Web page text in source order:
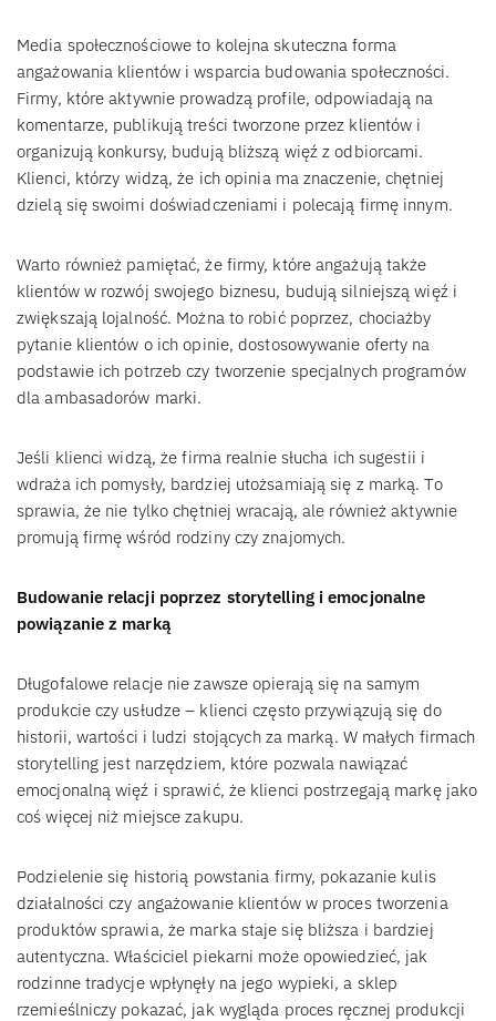
Media społecznościowe to kolejna skuteczna forma
angażowania klientów i wsparcia budowania społeczności.
Firmy, które aktywnie prowadzą profile, odpowiadają na
komentarze, publikują treści tworzone przez klientów i
organizują konkursy, budują bliższą więź z odbiorcami.
Klienci, którzy widzą, że ich opinia ma znaczenie, chętniej
dzielą się swoimi doświadczeniami i polecają firmę innym.
Warto również pamiętać, że firmy, które angażują także
klientów w rozwój swojego biznesu, budują silniejszą więź i
zwiększają lojalność. Można to robić poprzez, chociażby
pytanie klientów o ich opinie, dostosowywanie oferty na
podstawie ich potrzeb czy tworzenie specjalnych programów
dla ambasadorów marki.
Jeśli klienci widzą, że firma realnie słucha ich sugestii i
wdraża ich pomysły, bardziej utożsamiają się z marką. To
sprawia, że nie tylko chętniej wracają, ale również aktywnie
promują firmę wśród rodziny czy znajomych.
Budowanie relacji poprzez storytelling i emocjonalne
powiązanie z marką
Długofalowe relacje nie zawsze opierają się na samym
produkcie czy usłudze – klienci często przywiązują się do
historii, wartości i ludzi stojących za marką. W małych firmach
storytelling jest narzędziem, które pozwala nawiązać
emocjonalną więź i sprawić, że klienci postrzegają markę jako
coś więcej niż miejsce zakupu.
Podzielenie się historią powstania firmy, pokazanie kulis
działalności czy angażowanie klientów w proces tworzenia
produktów sprawia, że marka staje się bliższa i bardziej
autentyczna. Właściciel piekarni może opowiedzieć, jak
rodzinne tradycje wpłynęły na jego wypieki, a sklep
rzemieślniczy pokazać, jak wygląda proces ręcznej produkcji